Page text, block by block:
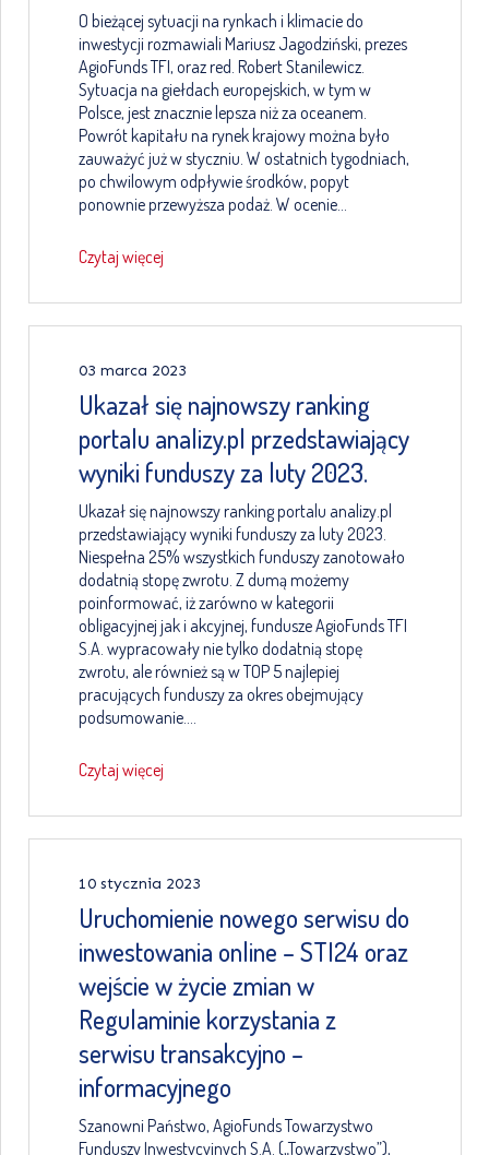
O bieżącej sytuacji na rynkach i klimacie do
inwestycji rozmawiali Mariusz Jagodziński, prezes
AgioFunds TFI, oraz red. Robert Stanilewicz.
Sytuacja na giełdach europejskich, w tym w
Polsce, jest znacznie lepsza niż za oceanem.
Powrót kapitału na rynek krajowy można było
zauważyć już w styczniu. W ostatnich tygodniach,
po chwilowym odpływie środków, popyt
ponownie przewyższa podaż. W ocenie…
Czytaj więcej
03 marca 2023
Ukazał się najnowszy ranking
portalu analizy.pl przedstawiający
wyniki funduszy za luty 2023.
Ukazał się najnowszy ranking portalu analizy.pl
przedstawiający wyniki funduszy za luty 2023.
Niespełna 25% wszystkich funduszy zanotowało
dodatnią stopę zwrotu. Z dumą możemy
poinformować, iż zarówno w kategorii
obligacyjnej jak i akcyjnej, fundusze AgioFunds TFI
S.A. wypracowały nie tylko dodatnią stopę
zwrotu, ale również są w TOP 5 najlepiej
pracujących funduszy za okres obejmujący
podsumowanie….
Czytaj więcej
10 stycznia 2023
Uruchomienie nowego serwisu do
inwestowania online – STI24 oraz
wejście w życie zmian w
Regulaminie korzystania z
serwisu transakcyjno –
informacyjnego
Szanowni Państwo, AgioFunds Towarzystwo
Funduszy Inwestycyjnych S.A. („Towarzystwo”),